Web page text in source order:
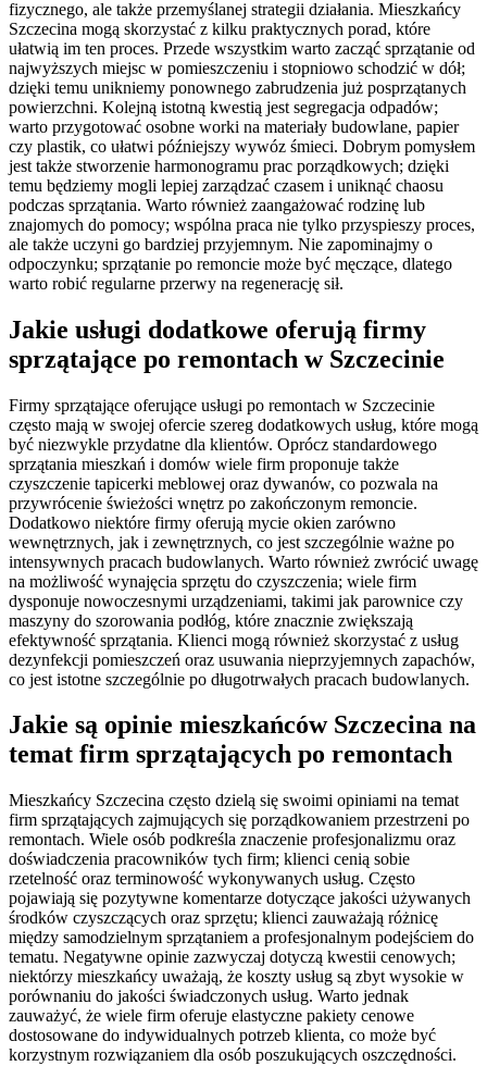
fizycznego, ale także przemyślanej strategii działania. Mieszkańcy
Szczecina mogą skorzystać z kilku praktycznych porad, które
ułatwią im ten proces. Przede wszystkim warto zacząć sprzątanie od
najwyższych miejsc w pomieszczeniu i stopniowo schodzić w dół;
dzięki temu unikniemy ponownego zabrudzenia już posprzątanych
powierzchni. Kolejną istotną kwestią jest segregacja odpadów;
warto przygotować osobne worki na materiały budowlane, papier
czy plastik, co ułatwi późniejszy wywóz śmieci. Dobrym pomysłem
jest także stworzenie harmonogramu prac porządkowych; dzięki
temu będziemy mogli lepiej zarządzać czasem i uniknąć chaosu
podczas sprzątania. Warto również zaangażować rodzinę lub
znajomych do pomocy; wspólna praca nie tylko przyspieszy proces,
ale także uczyni go bardziej przyjemnym. Nie zapominajmy o
odpoczynku; sprzątanie po remoncie może być męczące, dlatego
warto robić regularne przerwy na regenerację sił.
Jakie usługi dodatkowe oferują firmy
sprzątające po remontach w Szczecinie
Firmy sprzątające oferujące usługi po remontach w Szczecinie
często mają w swojej ofercie szereg dodatkowych usług, które mogą
być niezwykle przydatne dla klientów. Oprócz standardowego
sprzątania mieszkań i domów wiele firm proponuje także
czyszczenie tapicerki meblowej oraz dywanów, co pozwala na
przywrócenie świeżości wnętrz po zakończonym remoncie.
Dodatkowo niektóre firmy oferują mycie okien zarówno
wewnętrznych, jak i zewnętrznych, co jest szczególnie ważne po
intensywnych pracach budowlanych. Warto również zwrócić uwagę
na możliwość wynajęcia sprzętu do czyszczenia; wiele firm
dysponuje nowoczesnymi urządzeniami, takimi jak parownice czy
maszyny do szorowania podłóg, które znacznie zwiększają
efektywność sprzątania. Klienci mogą również skorzystać z usług
dezynfekcji pomieszczeń oraz usuwania nieprzyjemnych zapachów,
co jest istotne szczególnie po długotrwałych pracach budowlanych.
Jakie są opinie mieszkańców Szczecina na
temat firm sprzątających po remontach
Mieszkańcy Szczecina często dzielą się swoimi opiniami na temat
firm sprzątających zajmujących się porządkowaniem przestrzeni po
remontach. Wiele osób podkreśla znaczenie profesjonalizmu oraz
doświadczenia pracowników tych firm; klienci cenią sobie
rzetelność oraz terminowość wykonywanych usług. Często
pojawiają się pozytywne komentarze dotyczące jakości używanych
środków czyszczących oraz sprzętu; klienci zauważają różnicę
między samodzielnym sprzątaniem a profesjonalnym podejściem do
tematu. Negatywne opinie zazwyczaj dotyczą kwestii cenowych;
niektórzy mieszkańcy uważają, że koszty usług są zbyt wysokie w
porównaniu do jakości świadczonych usług. Warto jednak
zauważyć, że wiele firm oferuje elastyczne pakiety cenowe
dostosowane do indywidualnych potrzeb klienta, co może być
korzystnym rozwiązaniem dla osób poszukujących oszczędności.